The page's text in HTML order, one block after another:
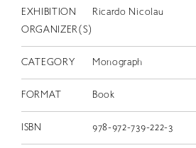
EXHIBITION
ORGANIZER(S)
Ricardo Nicolau
CATEGORY Monograph
FORMAT Book
ISBN 978-972-739-222-3